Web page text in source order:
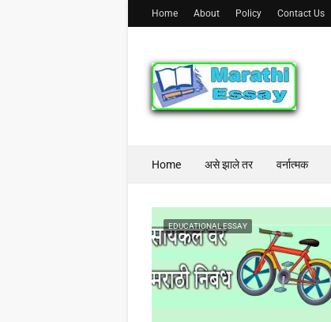
Home About Policy Contact Us
Home असे झाले तर वर्नात्मक
EDUCATIONAL ESSAY